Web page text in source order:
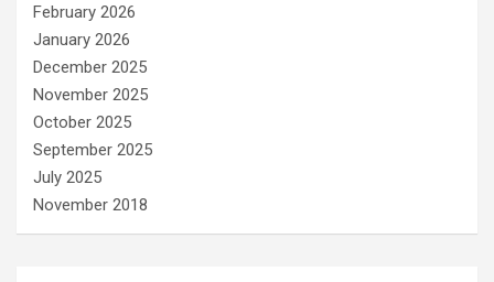
February 2026
January 2026
December 2025
November 2025
October 2025
September 2025
July 2025
November 2018